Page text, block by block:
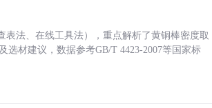
法、在线工具法），重点解析了黄铜棒密度取
选材建议，数据参考GB/T 4423-2007等国家标